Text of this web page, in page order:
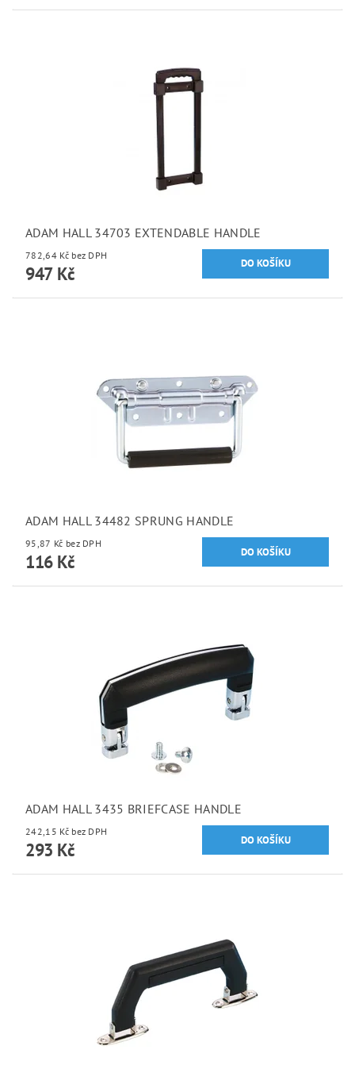
ADAM HALL 34703 EXTENDABLE HANDLE
782,64 Kč bez DPH
947 Kč
ADAM HALL 34482 SPRUNG HANDLE
95,87 Kč bez DPH
116 Kč
ADAM HALL 3435 BRIEFCASE HANDLE
242,15 Kč bez DPH
293 Kč